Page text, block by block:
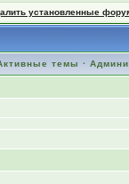
установленные
темы ·